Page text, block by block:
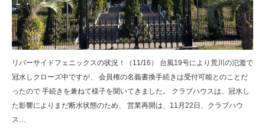
リバーサイドフェニックスの状況！（11/16） 台風19号により荒川の氾濫で
冠水しクローズ中ですが、 会員権の名義書換手続きは受付可能とのことだ
ったので 手続きを兼ねて様子を聞いてきました。 クラブハウスは、冠水し
た影響によりまだ断水状態のため、 営業再開は、11月22日、クラブハウ
ス…